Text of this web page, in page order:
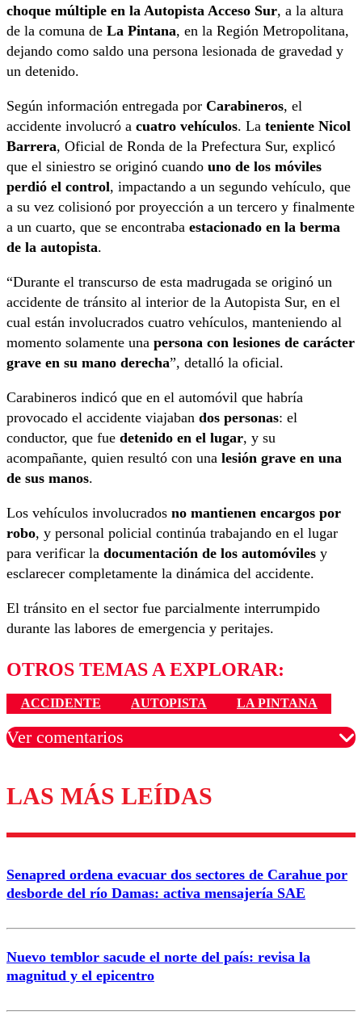
choque múltiple en la Autopista Acceso Sur, a la altura
de la comuna de La Pintana, en la Región Metropolitana,
dejando como saldo una persona lesionada de gravedad y
un detenido.
Según información entregada por Carabineros, el
accidente involucró a cuatro vehículos. La teniente Nicol
Barrera, Oficial de Ronda de la Prefectura Sur, explicó
que el siniestro se originó cuando uno de los móviles
perdió el control, impactando a un segundo vehículo, que
a su vez colisionó por proyección a un tercero y finalmente
a un cuarto, que se encontraba estacionado en la berma
de la autopista.
“Durante el transcurso de esta madrugada se originó un
accidente de tránsito al interior de la Autopista Sur, en el
cual están involucrados cuatro vehículos, manteniendo al
momento solamente una persona con lesiones de carácter
grave en su mano derecha”, detalló la oficial.
Carabineros indicó que en el automóvil que habría
provocado el accidente viajaban dos personas: el
conductor, que fue detenido en el lugar, y su
acompañante, quien resultó con una lesión grave en una
de sus manos.
Los vehículos involucrados no mantienen encargos por
robo, y personal policial continúa trabajando en el lugar
para verificar la documentación de los automóviles y
esclarecer completamente la dinámica del accidente.
El tránsito en el sector fue parcialmente interrumpido
durante las labores de emergencia y peritajes.
OTROS TEMAS A EXPLORAR:
ACCIDENTE AUTOPISTA LA PINTANA
Ver comentarios
Los comentarios son moderados para garantizar un
diálogo respetuoso.
Nombre
Correo
LAS MÁS LEÍDAS
Senapred ordena evacuar dos sectores de Carahue por
desborde del río Damas: activa mensajería SAE
Nuevo temblor sacude el norte del país: revisa la
magnitud y el epicentro